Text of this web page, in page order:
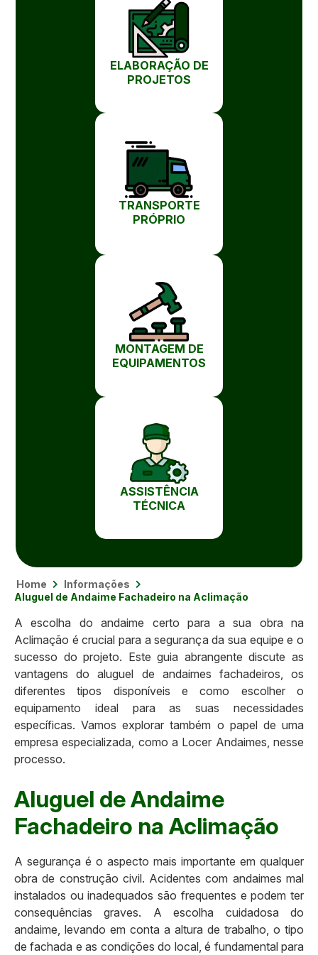
ELABORAÇÃO DE
PROJETOS
TRANSPORTE
PRÓPRIO
MONTAGEM DE
EQUIPAMENTOS
ASSISTÊNCIA
TÉCNICA
Home
Informações
Aluguel de Andaime Fachadeiro na Aclimação
A escolha do andaime certo para a sua obra na
Aclimação é crucial para a segurança da sua equipe e o
sucesso do projeto. Este guia abrangente discute as
vantagens do aluguel de andaimes fachadeiros, os
diferentes tipos disponíveis e como escolher o
equipamento ideal para as suas necessidades
específicas. Vamos explorar também o papel de uma
empresa especializada, como a Locer Andaimes, nesse
processo.
Aluguel de Andaime
Fachadeiro na Aclimação
A segurança é o aspecto mais importante em qualquer
obra de construção civil. Acidentes com andaimes mal
instalados ou inadequados são frequentes e podem ter
consequências graves. A escolha cuidadosa do
andaime, levando em conta a altura de trabalho, o tipo
de fachada e as condições do local, é fundamental para